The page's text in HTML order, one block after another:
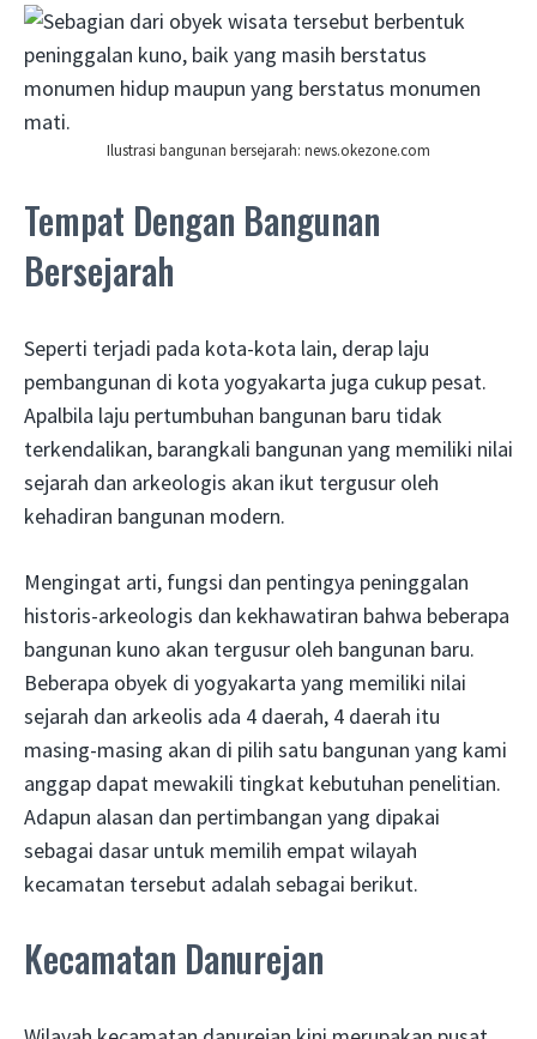
Ilustrasi bangunan bersejarah: news.okezone.com
Tempat Dengan Bangunan
Bersejarah
Seperti terjadi pada kota-kota lain, derap laju
pembangunan di kota yogyakarta juga cukup pesat.
Apalbila laju pertumbuhan bangunan baru tidak
terkendalikan, barangkali bangunan yang memiliki nilai
sejarah dan arkeologis akan ikut tergusur oleh
kehadiran bangunan modern.
Mengingat arti, fungsi dan pentingya peninggalan
historis-arkeologis dan kekhawatiran bahwa beberapa
bangunan kuno akan tergusur oleh bangunan baru.
Beberapa obyek di yogyakarta yang memiliki nilai
sejarah dan arkeolis ada 4 daerah, 4 daerah itu
masing-masing akan di pilih satu bangunan yang kami
anggap dapat mewakili tingkat kebutuhan penelitian.
Adapun alasan dan pertimbangan yang dipakai
sebagai dasar untuk memilih empat wilayah
kecamatan tersebut adalah sebagai berikut.
Kecamatan Danurejan